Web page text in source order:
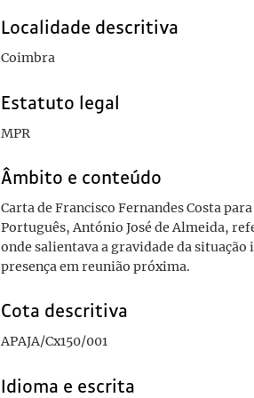
Localidade descritiva
Coimbra
Estatuto legal
MPR
Âmbito e conteúdo
Carta de Francisco Fernandes Costa
Português, António José de Almeida,
onde salientava a gravidade da
presença em reunião próxima.
Cota descritiva
APAJA/Cx150/001
Idioma e escrita